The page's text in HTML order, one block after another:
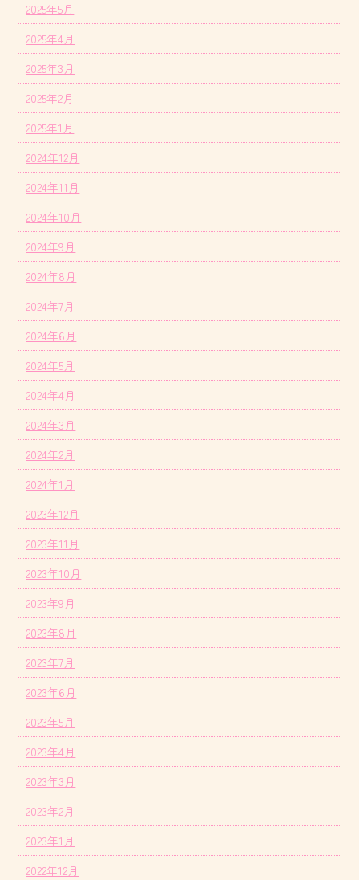
2025年5月
2025年4月
2025年3月
2025年2月
2025年1月
2024年12月
2024年11月
2024年10月
2024年9月
2024年8月
2024年7月
2024年6月
2024年5月
2024年4月
2024年3月
2024年2月
2024年1月
2023年12月
2023年11月
2023年10月
2023年9月
2023年8月
2023年7月
2023年6月
2023年5月
2023年4月
2023年3月
2023年2月
2023年1月
2022年12月